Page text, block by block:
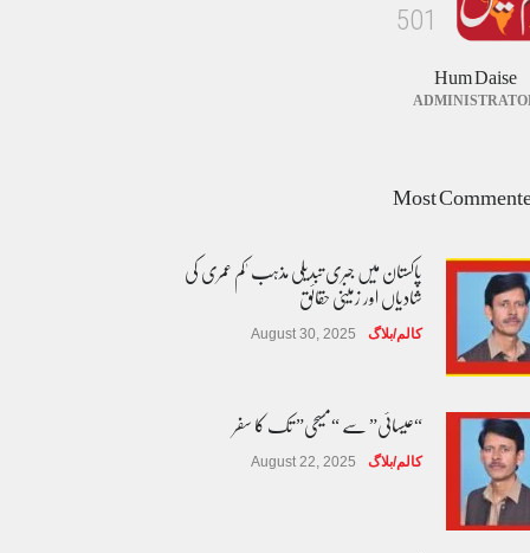
1
0
5
Hum Daise
Most
پاکستان میں جبری تبدیلی مذہب 'کم عمری کی
شادیاں اور زمینی حقائق
کالم/بلاگ August 30, 2025
“عیسائی” سے “مسیحی” تک کا سفر
کالم/بلاگ August 22, 2025